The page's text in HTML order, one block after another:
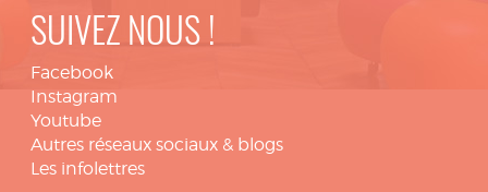
SUIVEZ NOUS !
Facebook
Instagram
Youtube
Autres réseaux sociaux & blogs
Les infolettres